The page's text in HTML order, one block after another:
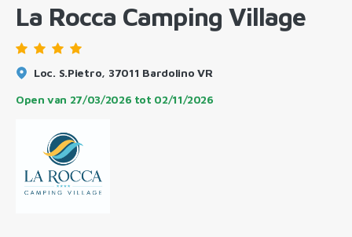
La Rocca Camping Village
Loc. S.Pietro, 37011 Bardolino VR
Open van 27/03/2026 tot 02/11/2026